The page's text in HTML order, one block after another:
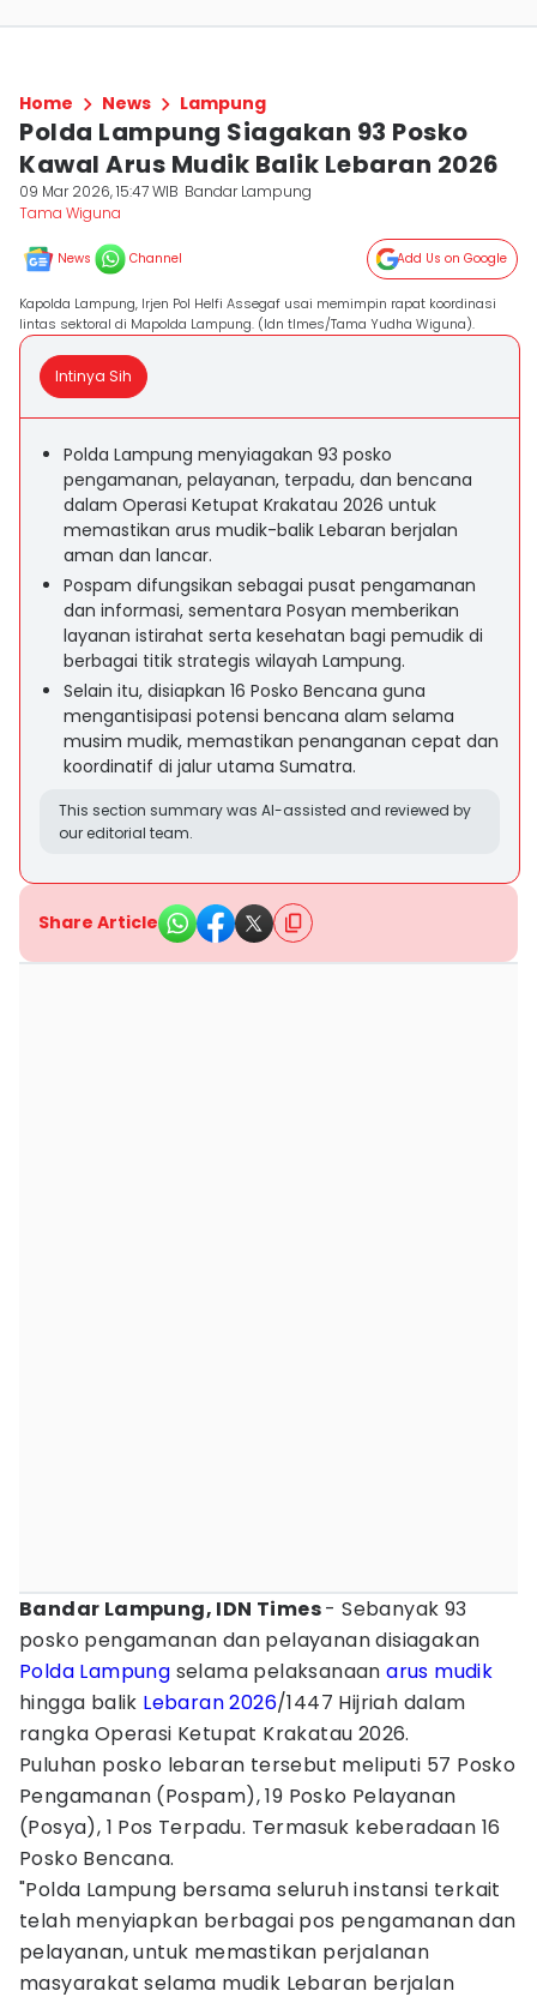
Home News Lampung
Polda Lampung Siagakan 93 Posko
Kawal Arus Mudik Balik Lebaran 2026
09 Mar 2026, 15:47 WIB Bandar Lampung
Tama Wiguna
News Channel Add Us on Google
Kapolda Lampung, Irjen Pol Helfi Assegaf usai memimpin rapat koordinasi
lintas sektoral di Mapolda Lampung. (Idn tImes/Tama Yudha Wiguna).
Intinya Sih
Polda Lampung menyiagakan 93 posko
pengamanan, pelayanan, terpadu, dan bencana
dalam Operasi Ketupat Krakatau 2026 untuk
memastikan arus mudik-balik Lebaran berjalan
aman dan lancar.
Pospam difungsikan sebagai pusat pengamanan
dan informasi, sementara Posyan memberikan
layanan istirahat serta kesehatan bagi pemudik di
berbagai titik strategis wilayah Lampung.
Selain itu, disiapkan 16 Posko Bencana guna
mengantisipasi potensi bencana alam selama
musim mudik, memastikan penanganan cepat dan
koordinatif di jalur utama Sumatra.
This section summary was AI-assisted and reviewed by
our editorial team.
Share Article
Bandar Lampung, IDN Times- Sebanyak 93
posko pengamanan dan pelayanan disiagakan
Polda Lampung selama pelaksanaanarus mudik
hingga balik Lebaran 2026/1447 Hijriah dalam
rangka Operasi Ketupat Krakatau 2026.
Puluhan posko lebaran tersebut meliputi 57 Posko
Pengamanan (Pospam), 19 Posko Pelayanan
(Posya), 1 Pos Terpadu. Termasuk keberadaan 16
Posko Bencana.
"Polda Lampung bersama seluruh instansi terkait
telah menyiapkan berbagai pos pengamanan dan
pelayanan, untuk memastikan perjalanan
masyarakat selama mudik Lebaran berjalan